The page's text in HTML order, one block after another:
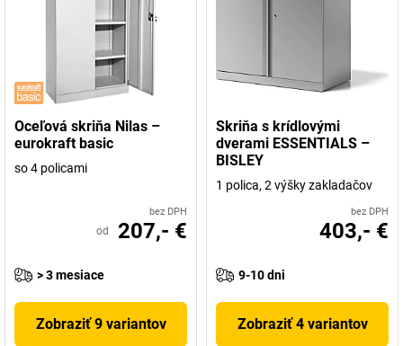
Oceľová skriňa Nilas –
eurokraft basic
so 4 policami
bez DPH
od 207,- €
> 3 mesiace
Zobraziť 9 variantov
Skriňa s krídlovými
dverami ESSENTIALS –
BISLEY
1 polica, 2 výšky zakladačov
bez DPH
403,- €
9-10 dni
Zobraziť 4 variantov